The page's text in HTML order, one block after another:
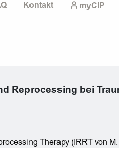
Kontakt myCIP
Reprocessing bei
Therapy (IRRT von